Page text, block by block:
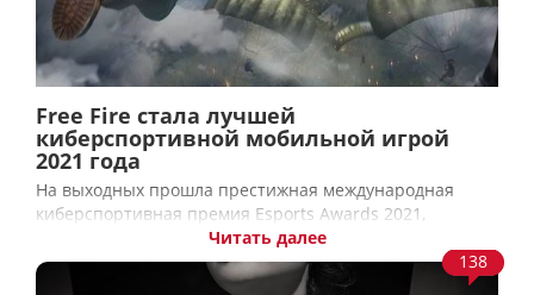
Free Fire стала лучшей
киберспортивной мобильной игрой
2021 года
На выходных прошла престижная международная
киберспортивная премия Esports Awards 2021,
Читать далее
138